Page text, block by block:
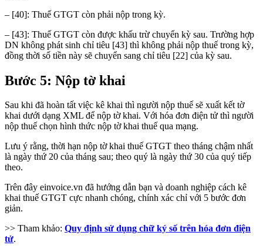
– [40]: Thuế GTGT còn phải nộp trong kỳ.
– [43]: Thuế GTGT còn được khấu trừ chuyển kỳ sau. Trường hợp
DN không phát sinh chỉ tiêu [43] thì không phải nộp thuế trong kỳ,
đồng thời số tiền này sẽ chuyển sang chỉ tiêu [22] của kỳ sau.
Bước 5: Nộp tờ khai
Sau khi đã hoàn tất việc kê khai thì người nộp thuế sẽ xuất kết tờ
khai dưới dạng XML để nộp tờ khai. Với hóa đơn điện tử thì người
nộp thuế chọn hình thức nộp tờ khai thuế qua mạng.
Lưu ý rằng, thời hạn nộp tờ khai thuế GTGT theo tháng chậm nhất
là ngày thứ 20 của tháng sau; theo quý là ngày thứ 30 của quý tiếp
theo.
Trên đây einvoice.vn đã hướng dẫn bạn và doanh nghiệp cách kê
khai thuế GTGT cực nhanh chóng, chính xác chỉ với 5 bước đơn
giản.
>> Tham khảo: Quy định sử dụng chữ ký số trên hóa đơn điện
tử.